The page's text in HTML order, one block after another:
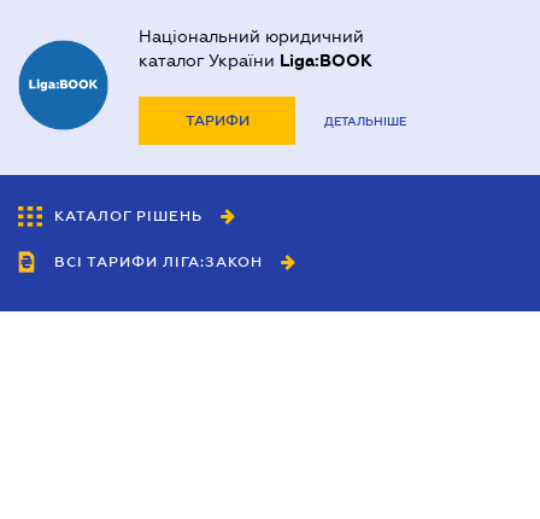
Національний юридичний
каталог України Liga:BOOK
ТАРИФИ ДЕТАЛЬНІШЕ
КАТАЛОГ РІШЕНЬ
ВСІ ТАРИФИ ЛІГА:ЗАКОН